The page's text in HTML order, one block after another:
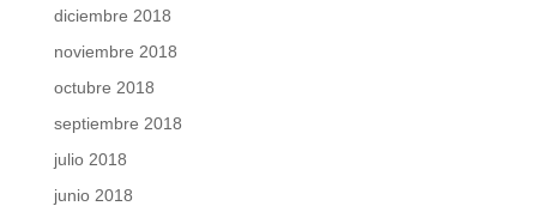
diciembre 2018
noviembre 2018
octubre 2018
septiembre 2018
julio 2018
junio 2018